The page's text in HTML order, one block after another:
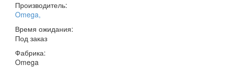
Производитель:
Omega,
Время ожидания:
Под заказ
Фабрика:
Omega